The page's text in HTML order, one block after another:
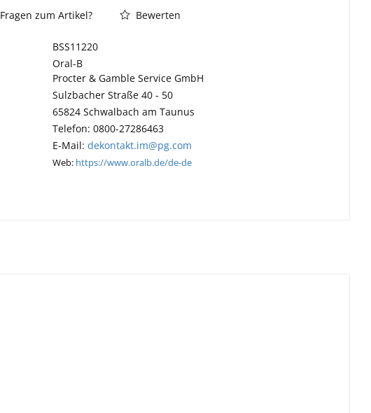
Fragen zum Artikel? Bewerten
BSS11220
Oral-B
Procter & Gamble Service GmbH
Sulzbacher Straße 40 - 50
65824 Schwalbach am Taunus
Telefon: 0800-27286463
E-Mail:dekontakt.im@pg.com
Web: https://www.oralb.de/de-de